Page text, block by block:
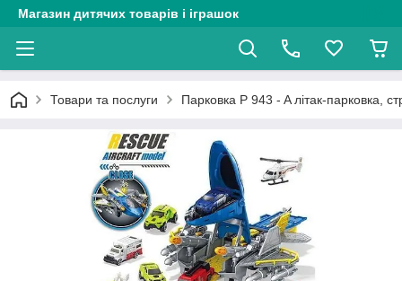
Магазин дитячих товарів і іграшок
Товари та послуги Парковка P 943 - A літак-парковка,